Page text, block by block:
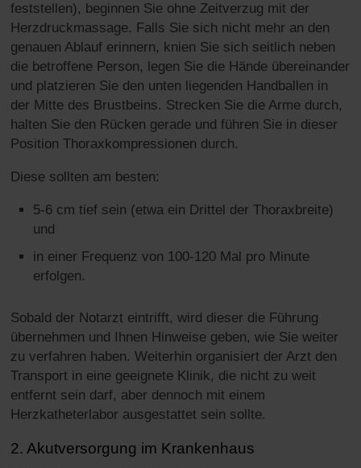
feststellen), beginnen Sie ohne Zeitverzug mit der
Herzdruckmassage. Falls Sie sich nicht mehr an den
genauen Ablauf erinnern, knien Sie sich seitlich neben
die betroffene Person, legen Sie die Hände übereinander
und platzieren Sie den unten liegenden Handballen in
der Mitte des Brustbeins. Strecken Sie die Arme durch,
halten Sie den Rücken gerade und führen Sie in dieser
Position Thoraxkompressionen durch.
Diese sollten am besten:
5-6 cm tief sein (etwa ein Drittel der Thoraxbreite)
und
in einer Frequenz von 100-120 Mal pro Minute
erfolgen.
Sobald der Notarzt eintrifft, wird dieser die Führung
übernehmen und Ihnen Hinweise geben, wie Sie weiter
zu verfahren haben. Weiterhin organisiert der Arzt den
Transport in eine geeignete Klinik, die nicht zu weit
entfernt sein darf, aber dennoch mit einem
Herzkatheterlabor ausgestattet sein sollte.
2. Akutversorgung im Krankenhaus